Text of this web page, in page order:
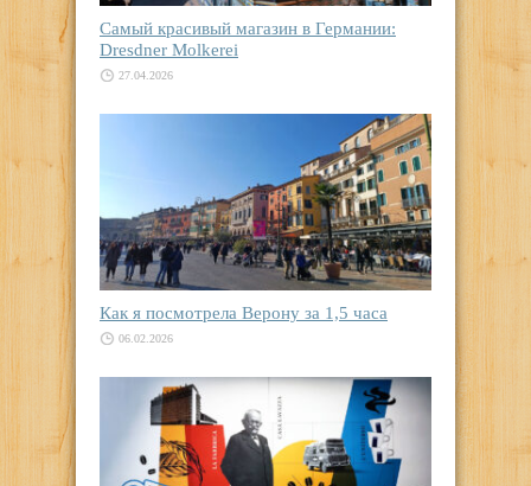
Самый красивый магазин в Германии:
Dresdner Molkerei
27.04.2026
Как я посмотрела Верону за 1,5 часа
06.02.2026